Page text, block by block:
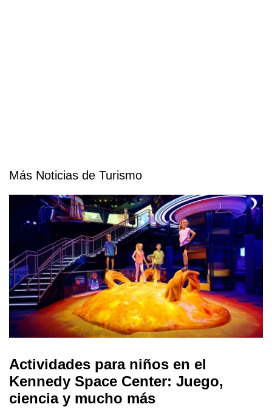
Más Noticias de Turismo
Actividades para niños en el
Kennedy Space Center: Juego,
ciencia y mucho más